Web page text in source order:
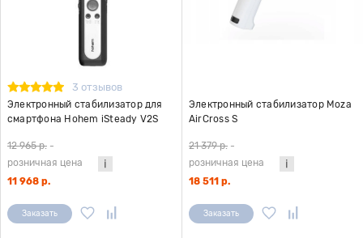
3 отзывов
Электронный стабилизатор для
смартфона Hohem iSteady V2S
12 965 р. -
розничная цена
11 968 р.
Заказать
Электронный стабилизатор Moza
AirCross S
21 379 р. -
розничная цена
18 511 р.
Заказать